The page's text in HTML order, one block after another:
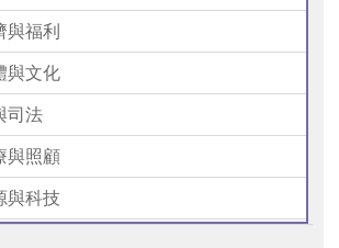
與福利
與文化
司法
與照顧
與科技